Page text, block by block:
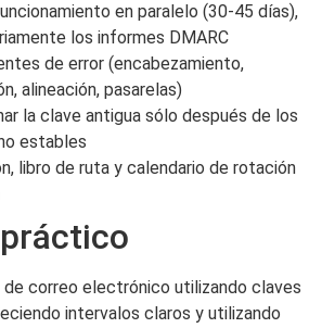
en paralelo (30-45 días),
los informes DMARC
de error (encabezamiento,
alineación, pasarelas)
la clave antigua sólo después de los
estables
libro de ruta y calendario de rotación
de correo electrónico utilizando claves
intervalos claros y utilizando